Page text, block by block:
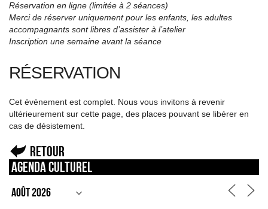
Réservation en ligne (limitée à 2 séances)
Merci de réserver uniquement pour les enfants, les adultes
accompagnants sont libres d’assister à l’atelier
Inscription une semaine avant la séance
RÉSERVATION
Cet événement est complet. Nous vous invitons à revenir
ultérieurement sur cette page, des places pouvant se libérer en
cas de désistement.
Retour
Agenda culturel